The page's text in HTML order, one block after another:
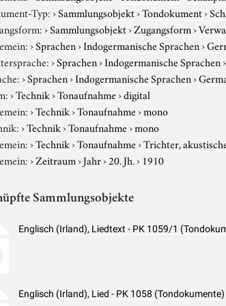
Typ:›Sammlungsobjekt›Tondokument›
›Sammlungsobjekt›Zugangsform›
›Sprachen›Indogermanische Sprachen›
›Sprachen›Indogermanische Sprachen
›Sprachen›Indogermanische Sprachen›
›Technik›Tonaufnahme›digital
›Technik›Tonaufnahme›mono
›Technik›Tonaufnahme›mono
›Technik›Tonaufnahme›Trichter,
›Zeitraum›Jahr›20. Jh.› 1910
Sammlungsobjekte
Englisch (Irland), Liedtext - PK 1059/1
Englisch (Irland), Lied - PK 1058 (Tondokumente)